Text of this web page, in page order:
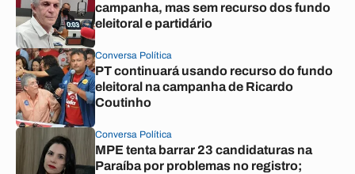
campanha, mas sem recurso dos fundo
eleitoral e partidário
Conversa Política
PT continuará usando recurso do fundo
eleitoral na campanha de Ricardo
Coutinho
Conversa Política
MPE tenta barrar 23 candidaturas na
Paraíba por problemas no registro;